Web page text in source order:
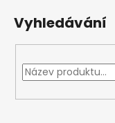
Vyhledávání